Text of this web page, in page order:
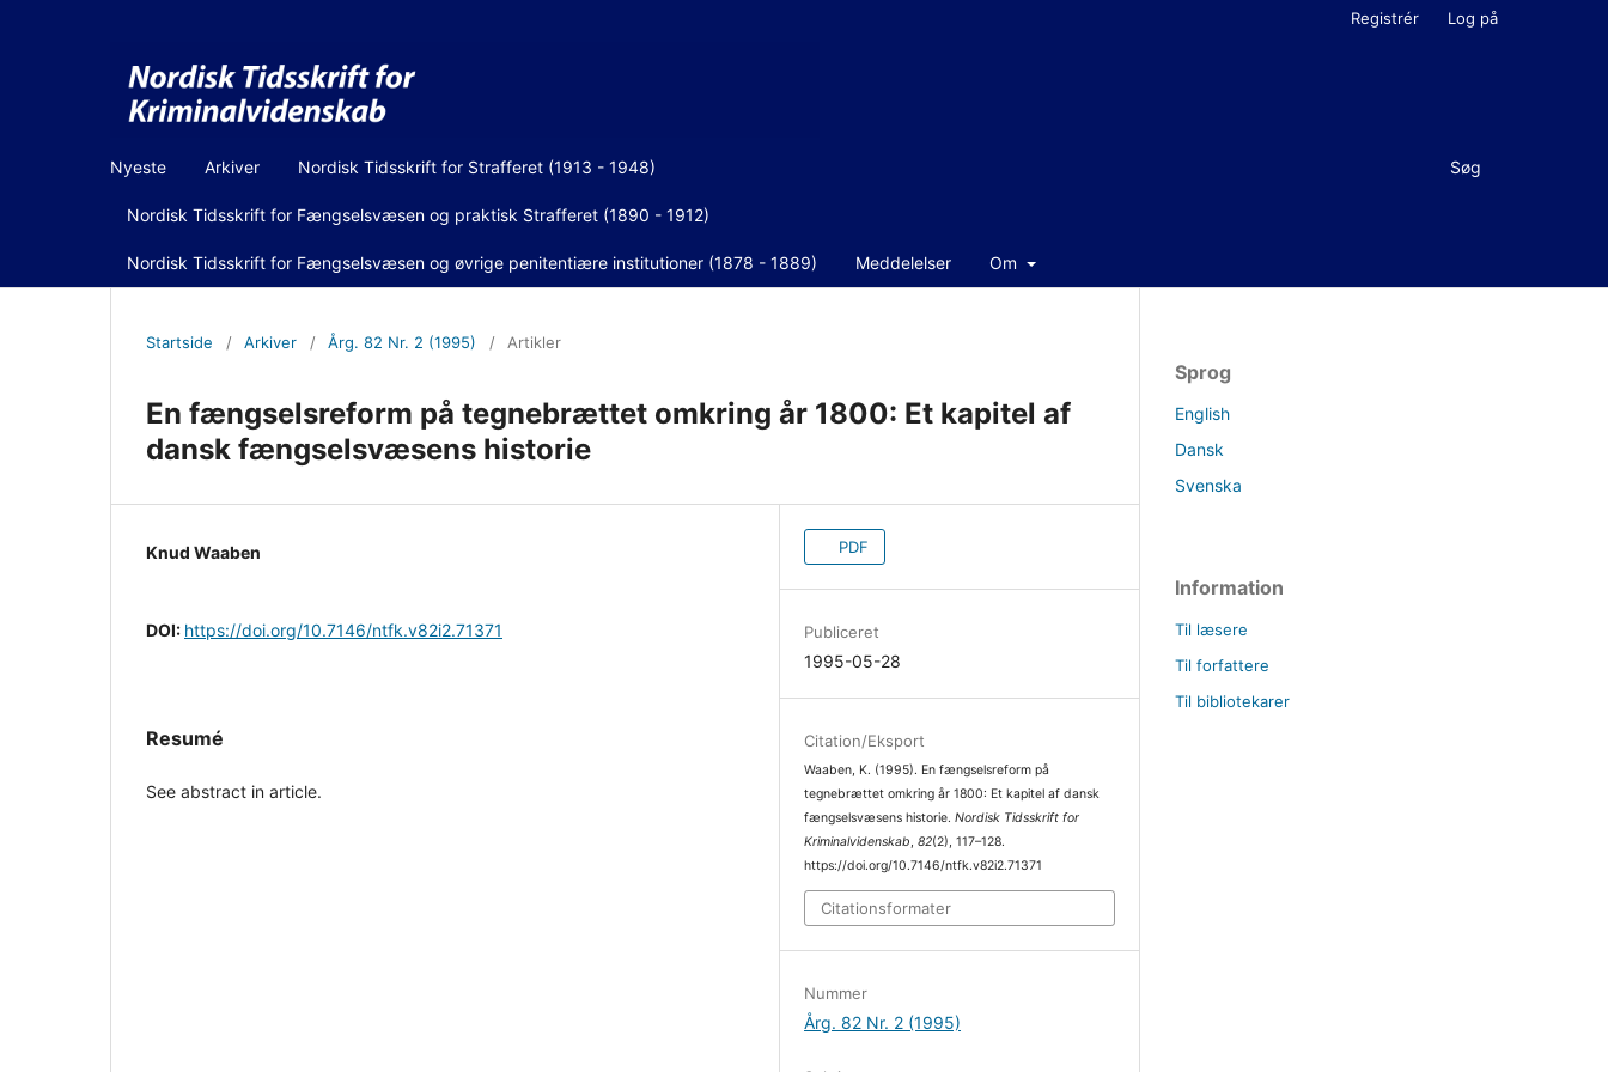
Nyeste Arkiver Nordisk Tidsskrift for Strafferet (1913 - 1948)
Nordisk Tidsskrift for Fængselsvæsen og praktisk Strafferet (1890 - 1912)
Nordisk Tidsskrift for Fængselsvæsen og øvrige penitentiære institutioner (1878 - 1889) Meddelelser Om
Søg
Registrér Log på
Startside / Arkiver / Årg. 82 Nr. 2 (1995) / Artikler
En fængselsreform på tegnebrættet omkring år 1800: Et kapitel af
dansk fængselsvæsens historie
Knud Waaben
DOI: https://doi.org/10.7146/ntfk.v82i2.71371
Resumé
See abstract in article.
PDF
Publiceret
1995-05-28
Citation/Eksport
Waaben, K. (1995). En fængselsreform på
tegnebrættet omkring år 1800: Et kapitel af dansk
fængselsvæsens historie.Nordisk Tidsskrift for
Kriminalvidenskab,82(2), 117–128.
https://doi.org/10.7146/ntfk.v82i2.71371
Citationsformater
Nummer
Årg. 82 Nr. 2 (1995)
Sprog
English
Dansk
Svenska
Information
Til læsere
Til forfattere
Til bibliotekarer